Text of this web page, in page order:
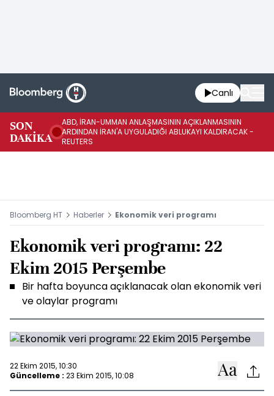
Canlı
SON
DAKİKA
ABD, İRAN-UMMAN ANLAŞMASININ AÇIKLANMASININ
ARDINDAN İRAN'A UYGULADIĞI ABLUKAYI KALDIRACAK -
REUTERS
Bloomberg HT Haberler Ekonomik veri programı
Ekonomik veri programı: 22
Ekim 2015 Perşembe
Bir hafta boyunca açıklanacak olan ekonomik veri
ve olaylar programı
22 Ekim 2015, 10:30
Güncelleme : 23 Ekim 2015, 10:08